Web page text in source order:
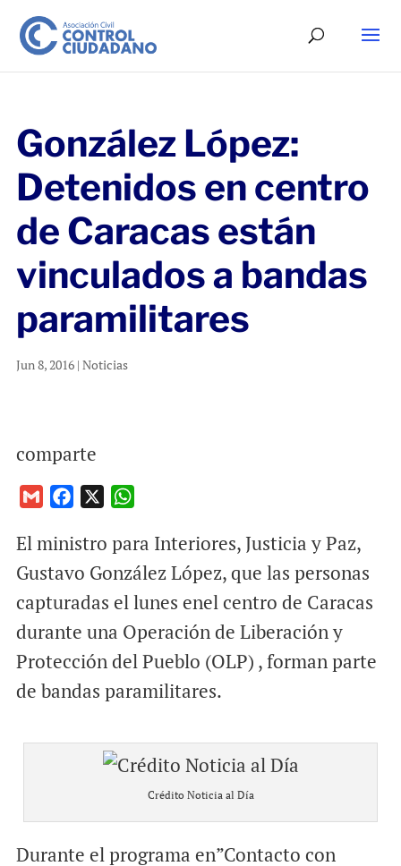
González López:
Detenidos en centro
de Caracas están
vinculados a bandas
paramilitares
Jun 8, 2016| Noticias
comparte
a
i
c
e
o
o
k
a
t
A
p
p
El ministro para Interiores, Justicia y Paz,
Gustavo González López, que las personas
capturadas el lunes enel centro de Caracas
durante una Operación de Liberación y
Protección del Pueblo (OLP) , forman parte
de bandas paramilitares.
Crédito Noticia al Día
Durante el programa en”Contacto con